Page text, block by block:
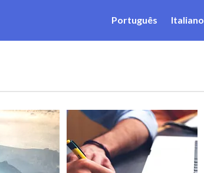
Português Italiano